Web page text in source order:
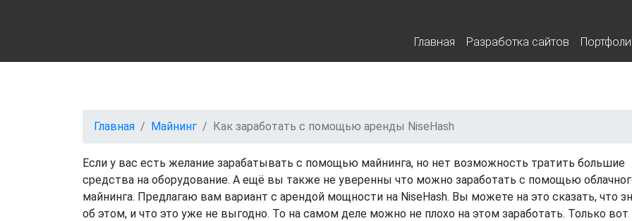
Главная Разработка сайтов
Как заработать с помощью аренды NiseHash
Главная Майнинг Как заработать с помощью аренды NiseHash
Если у вас есть желание зарабатывать с помощью майнинга, но нет возможность тратить большие
средства на оборудование. А ещё вы также не уверенны что можно заработать с помощью
майнинга. Предлагаю вам вариант с арендой мощности на NiseHash. Вы можете на это сказать, что
об этом, и что это уже не выгодно. То на самом деле можно не плохо на этом заработать. Только вот